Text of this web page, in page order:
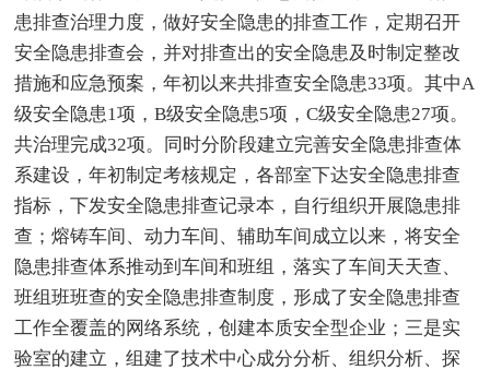
患排查治理力度，做好安全隐患的排查工作，定期召开
安全隐患排查会，并对排查出的安全隐患及时制定整改
措施和应急预案，年初以来共排查安全隐患33项。其中A
级安全隐患1项，B级安全隐患5项，C级安全隐患27项。
共治理完成32项。同时分阶段建立完善安全隐患排查体
系建设，年初制定考核规定，各部室下达安全隐患排查
指标，下发安全隐患排查记录本，自行组织开展隐患排
查；熔铸车间、动力车间、辅助车间成立以来，将安全
隐患排查体系推动到车间和班组，落实了车间天天查、
班组班班查的安全隐患排查制度，形成了安全隐患排查
工作全覆盖的网络系统，创建本质安全型企业；三是实
验室的建立，组建了技术中心成分分析、组织分析、探